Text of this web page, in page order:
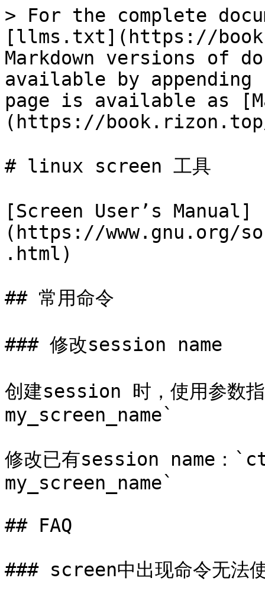
> For the complete
[llms.txt](https://
Markdown versions of
available by
page is available as
(https://
# linux screen 工具
[Screen User’s Manual]
(https://www.gnu.org/
.html)
## 常用命令
### 修改session name
创建session 时，使用参数
my_screen_name`
修改已有session name：
my_screen_name`
## FAQ
### screen中出现命令无法